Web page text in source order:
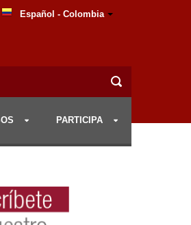
Español - Colombia
PARTICIPA